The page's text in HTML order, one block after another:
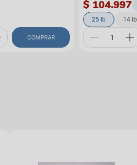
COMPRAR
$ 104.997
25 lb 14 lb